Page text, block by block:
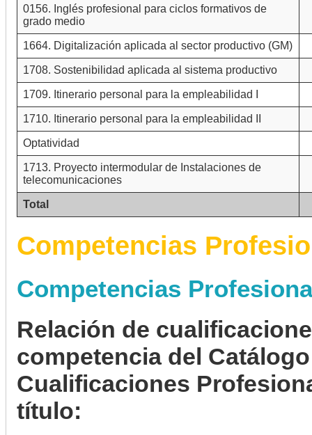
0156. Inglés profesional para ciclos formativos de
grado medio
1664. Digitalización aplicada al sector productivo (GM)
1708. Sostenibilidad aplicada al sistema productivo
1709. Itinerario personal para la empleabilidad I
1710. Itinerario personal para la empleabilidad II
Optatividad
1713. Proyecto intermodular de Instalaciones de
telecomunicaciones
Total
Competencias
Competencias
Relación de
competencia del
Cualificaciones
título: